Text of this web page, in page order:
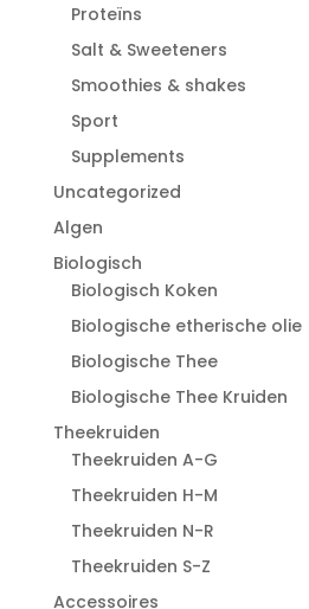
Proteïns
Salt & Sweeteners
Smoothies & shakes
Sport
Supplements
Uncategorized
Algen
Biologisch
Biologisch Koken
Biologische etherische olie
Biologische Thee
Biologische Thee Kruiden
Theekruiden
Theekruiden A-G
Theekruiden H-M
Theekruiden N-R
Theekruiden S-Z
Accessoires